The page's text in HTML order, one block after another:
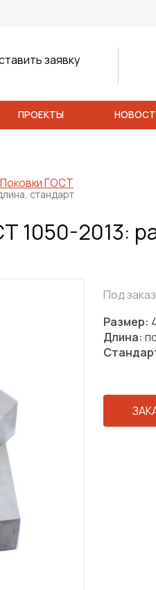
заявку
ПРОЕКТЫ
Поковки ГОСТ
стандарт
1050-2013:
Под заказ
Размер:
Длина: